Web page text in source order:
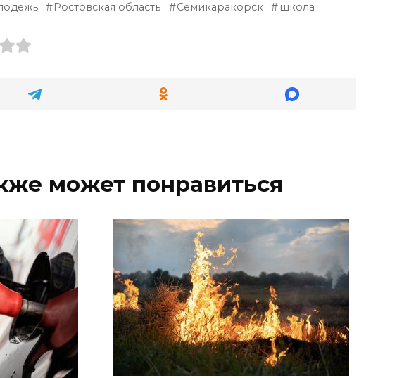
Ростовская область Семикаракорск школа
может понравиться